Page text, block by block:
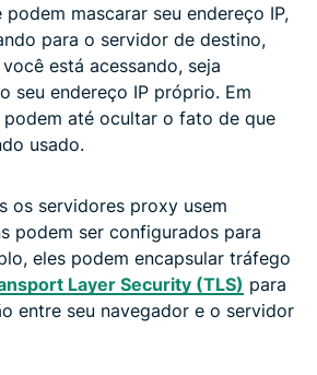
mascarar seu endereço IP,
para o servidor de destino,
está acessando, seja
seu endereço IP próprio. Em
podem até ocultar o fato de que
usado.
os servidores proxy usem
podem ser configurados para
eles podem encapsular tráfego
Layer Security (TLS) para
entre seu navegador e o servidor